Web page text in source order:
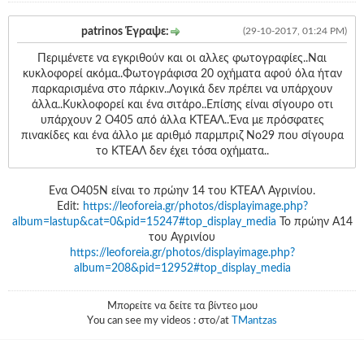
(29-10-2017, 01:24 PM)
patrinos Έγραψε:
Περιμένετε να εγκριθούν και οι αλλες φωτογραφίες..Ναι
κυκλοφορεί ακόμα..Φωτογράφισα 20 οχήματα αφού όλα ήταν
παρκαρισμένα στο πάρκιν..Λογικά δεν πρέπει να υπάρχουν
άλλα..Κυκλοφορεί και ένα σιτάρο..Επίσης είναι σίγουρο οτι
υπάρχουν 2 Ο405 από άλλα ΚΤΕΑΛ..Ένα με πρόσφατες
πινακίδες και ένα άλλο με αριθμό παρμπριζ Νο29 που σίγουρα
το ΚΤΕΑΛ δεν έχει τόσα οχήματα..
Ενα Ο405Ν είναι το πρώην 14 του ΚΤΕΑΛ Αγρινίου.
Edit: https://leoforeia.gr/photos/displayimage.php?
album=lastup&cat=0&pid=15247#top_display_media Το πρώην Α14
του Αγρινίου
https://leoforeia.gr/photos/displayimage.php?
album=208&pid=12952#top_display_media
Μπορείτε να δείτε τα βίντεο μου
Υou can see my videos : στο/at
TMantzas